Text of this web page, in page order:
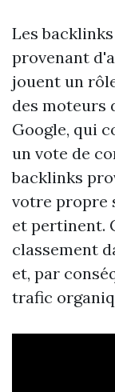
Les
provenant
jouent un
des moteurs
Google, qui
un vote de
backlinks
votre propre
et pertinent.
classement
et, par
trafic